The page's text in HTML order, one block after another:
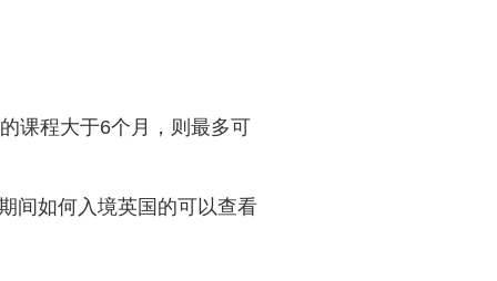
课程大于6个月，则最多可
间如何入境英国的可以查看